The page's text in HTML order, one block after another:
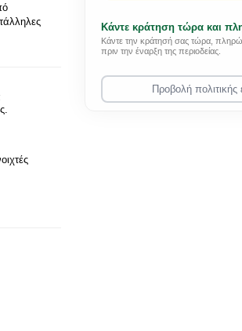
Κάντε κράτηση τώρα και
Κάντε την κράτησή σας τώρα,
πριν την έναρξη της περιοδείας.
Προβολή πολιτικής